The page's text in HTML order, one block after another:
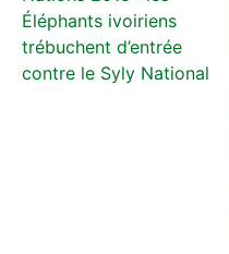
Éléphants ivoiriens
trébuchent d’entrée
contre le Syly National